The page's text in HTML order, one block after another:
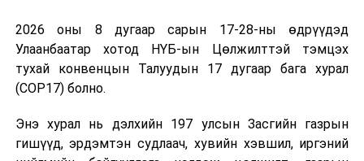
2026 оны 8 дугаар сарын 17-28-ны өдрүүдэд
Улаанбаатар хотод НҮБ-ын Цөлжилттэй тэмцэх
тухай конвенцын Талуудын 17 дугаар бага хурал
(COP17) болно.
Энэ хурал нь дэлхийн 197 улсын Засгийн газрын
гишүүд, эрдэмтэн судлаач, хувийн хэвшил, иргэний